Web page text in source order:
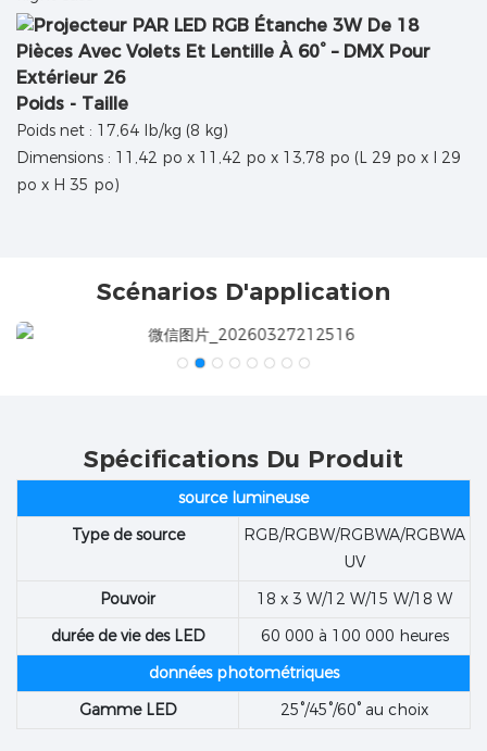
Poids - Taille
Poids net : 17,64 lb/kg (8 kg)
Dimensions : 11,42 po x 11,42 po x 13,78 po (L 29 po x l 29
po x H 35 po)
Scénarios D'application
Spécifications Du Produit
source lumineuse
Type de source
RGB/RGBW/RGBWA/RGBWA
UV
Pouvoir
18 x 3 W/12 W/15 W/18 W
durée de vie des LED
60 000 à 100 000 heures
données photométriques
Gamme LED
25°/45°/60° au choix